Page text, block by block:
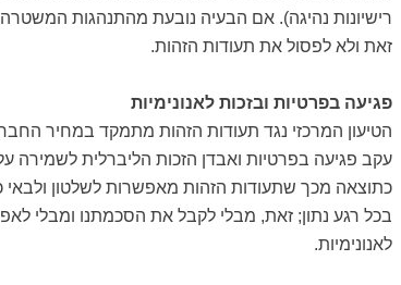
רישיונות נהיגה). אם הבעיה נובעת מהתנהגות
זאת ולא לפסול את תעודות הזהות.
פגיעה בפרטיות ובזכות לאנונימיות
הטיעון המרכזי נגד תעודות הזהות מתמקד במחיר
עקב פגיעה בפרטיות ואבדן הזכות הליברלית לשמירה
כתוצאה מכך שתעודות הזהות מאפשרות לשלטון ולבאי
בכל רגע נתון; זאת, מבלי לקבל את הסכמתנו ומבלי
לאנונימיות.